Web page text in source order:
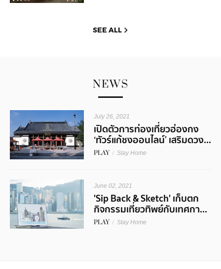
SEE ALL
NEWS
July 26, 2021
เปิดตัวการท่องเที่ยวฮ่องกง
‘ทัวร์แก้ชงออนไลน์’ เสริมดวง...
PLAY / Stay Home
June 02, 2021
'Sip Back & Sketch' เก็บตก
กิจกรรมเที่ยวทิพย์กับเทศกา...
PLAY / Stay Home